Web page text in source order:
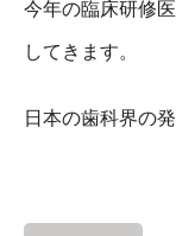
今年の臨床研修
してきます。
日本の歯科界の